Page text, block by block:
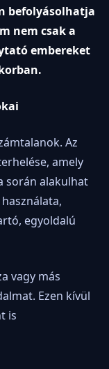
befolyásolhatja
nem csak a
embereket
Az
amely
során alakulhat
egyoldalú
vagy más
Ezen kívül
is